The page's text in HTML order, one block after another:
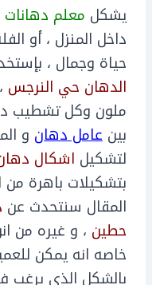
يشكل معلم دهانات
داخل المنزل ، أو
حياة وجمال ،
الدهان حي النرجس
ملون وكل تشطيب
بين عامل دهان و
لتشكيل اشكال
بتشكيلات باهرة
المقال سنتحدث عن
حطين ، و غيره من
خاصه انه يمكن
بالشكل الذي يرغب